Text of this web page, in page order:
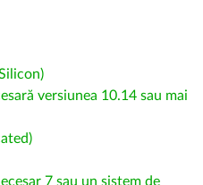
versiunea 10.14 sau mai
7 sau un sistem de